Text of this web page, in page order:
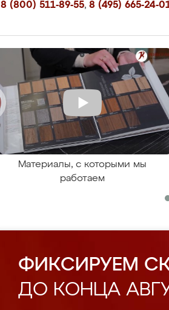
8 (800) 511-89-55, 8 (495) 665-24-
Материалы, с которыми мы
работаем
ФИКСИРУЕМ
ДО КОНЦА